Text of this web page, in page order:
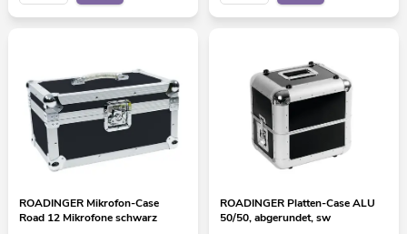
ROADINGER Mikrofon-Case
Road 12 Mikrofone schwarz
ROADINGER Platten-Case ALU
50/50, abgerundet, sw